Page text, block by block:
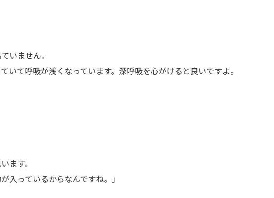
いません。
いて呼吸が浅くなっています。深呼吸を心がけると良いですよ。
ます。
入っているからなんですね。」